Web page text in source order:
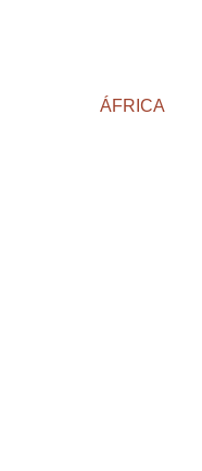
ÁFRICA